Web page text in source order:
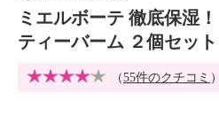
ミエルボーテ 徹底保湿
ティーバーム ２個セット
（55件のクチコミ ）